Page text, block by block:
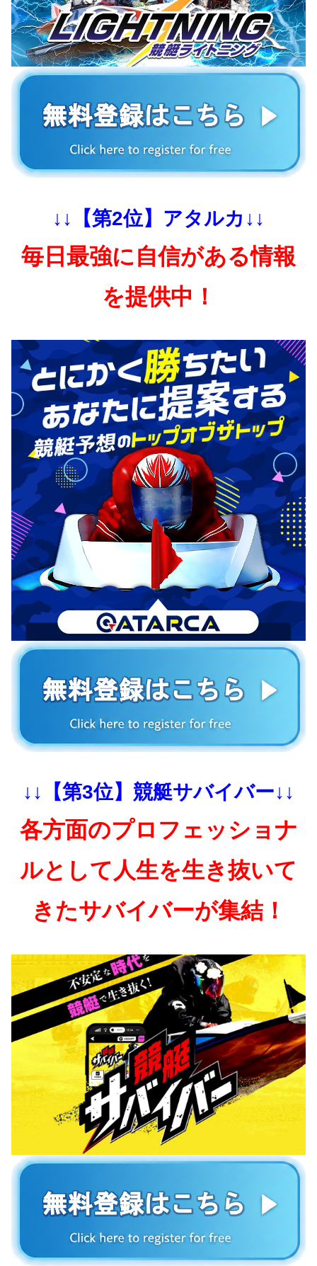
↓↓【第2位】アタルカ↓↓
毎日最強に自信がある情報
を提供中！
↓↓【第3位】競艇サバイバー↓↓
各方面のプロフェッショナ
ルとして人生を生き抜いて
きたサバイバーが集結！